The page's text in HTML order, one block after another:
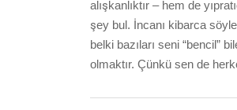
alışkanlıktır – hem de
şey bul. İncanı kibarca
belki bazıları seni “bencil”
olmaktır. Çünkü sen de